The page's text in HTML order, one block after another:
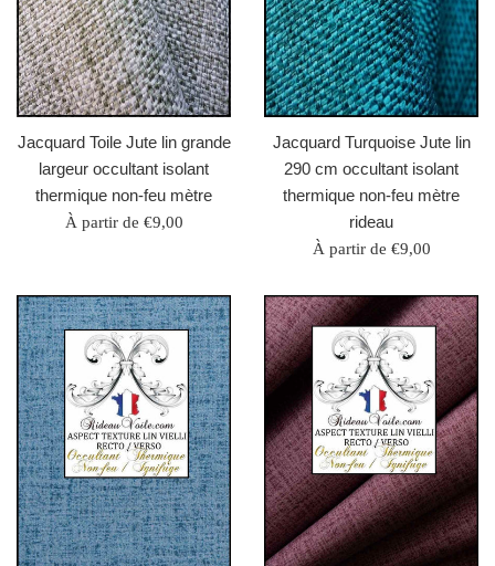
Jacquard Toile Jute lin grande
largeur occultant isolant
thermique non-feu mètre
À partir de €9,00
Jacquard Turquoise Jute lin
290 cm occultant isolant
thermique non-feu mètre
rideau
À partir de €9,00